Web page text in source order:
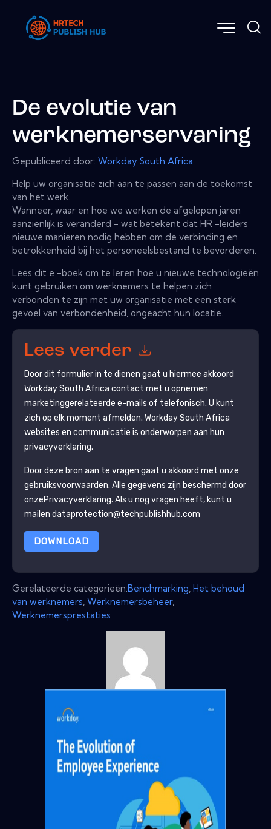
De evolutie van
werknemerservaring
Gepubliceerd door: Workday South Africa
Help uw organisatie zich aan te passen aan de toekomst
van het werk.
Wanneer, waar en hoe we werken de afgelopen jaren
aanzienlijk is veranderd - wat betekent dat HR -leiders
nieuwe manieren nodig hebben om de verbinding en
betrokkenheid bij het personeelsbestand te bevorderen.
Lees dit e -boek om te leren hoe u nieuwe technologieën
kunt gebruiken om werknemers te helpen zich
verbonden te zijn met uw organisatie met een sterk
gevoel van verbondenheid, ongeacht hun locatie.
Lees verder
Door dit formulier in te dienen gaat u hiermee akkoord
Workday South Africa contact met u opnemen
marketinggerelateerde e-mails of telefonisch. U kunt
zich op elk moment afmelden. Workday South Africa
websites en communicatie is onderworpen aan hun
privacyverklaring.
Door deze bron aan te vragen gaat u akkoord met onze
gebruiksvoorwaarden. Alle gegevens zijn beschermd door
onzePrivacyverklaring. Als u nog vragen heeft, kunt u
mailen dataprotection@techpublishhub.com
DOWNLOAD
Gerelateerde categorieën:Benchmarking Het behoud
van werknemers Werknemersbeheer,
Werknemersprestaties